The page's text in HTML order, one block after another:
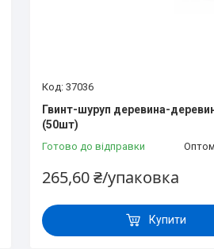
37036
Гвинт-шуруп деревина-
(50шт)
Готово до відправки
265,60 ₴/упаковка
Купити